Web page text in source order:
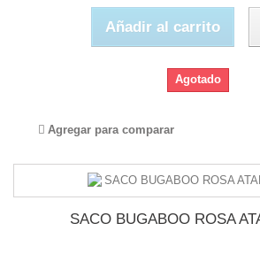
Añadir al carrito
Agotado
Agregar para comparar
SACO BUGABOO ROSA